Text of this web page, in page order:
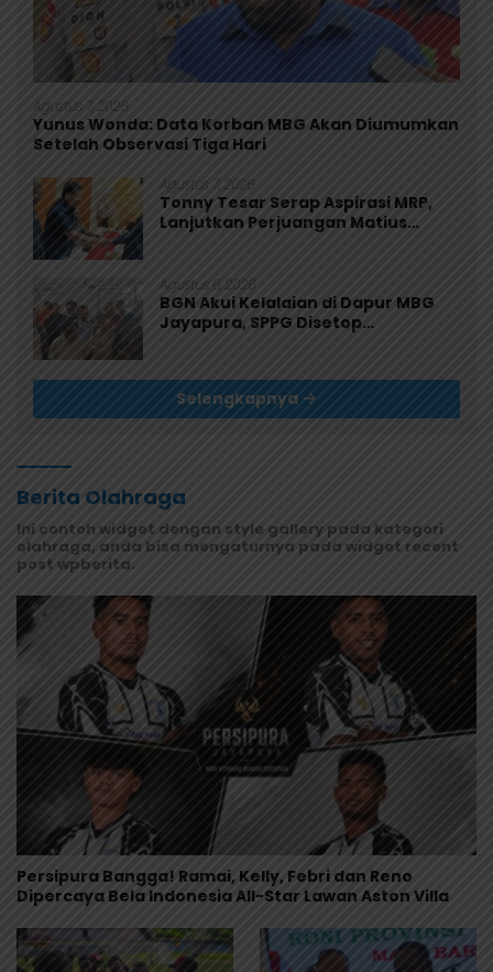
Agustus 7, 2026
Yunus Wonda: Data Korban MBG Akan Diumumkan
Setelah Observasi Tiga Hari
Agustus 7, 2026
Tonny Tesar Serap Aspirasi MRP,
Lanjutkan Perjuangan Matius
Agustus 6, 2026
BGN Akui Kelalaian di Dapur MBG
Jayapura, SPPG Disetop
Selengkapnya
Berita Olahraga
Ini contoh widget dengan style gallery pada kategori
olahraga, anda bisa mengaturnya pada widget recent
post wpberita.
Persipura Bangga! Ramai, Kelly, Febri dan Reno
Dipercaya Bela Indonesia All-Star Lawan Aston Villa